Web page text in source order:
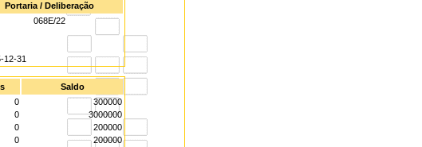
Portaria / Deliberação
068E/22
12-31
Saldo
0
300000
0
3000000
0
200000
0 200000